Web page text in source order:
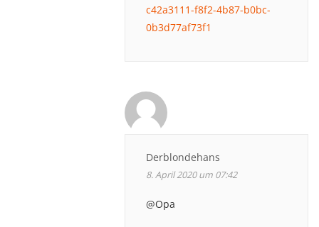
c42a3111-f8f2-4b87-b0bc-
0b3d77af73f1
Derblondehans
8. April 2020 um 07:42
@Opa